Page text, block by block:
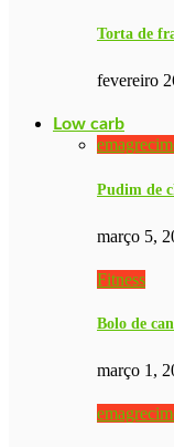
Torta de
fevereiro
Low carb
Pudim de
março 5,
Fitness
Bolo de
março 1,